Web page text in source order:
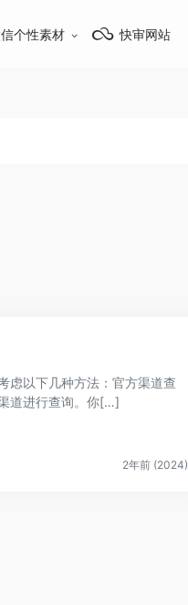
个性素材 快审网站
虑以下几种方法：官方渠道查
道进行查询。你[…]
2年前 (2024)